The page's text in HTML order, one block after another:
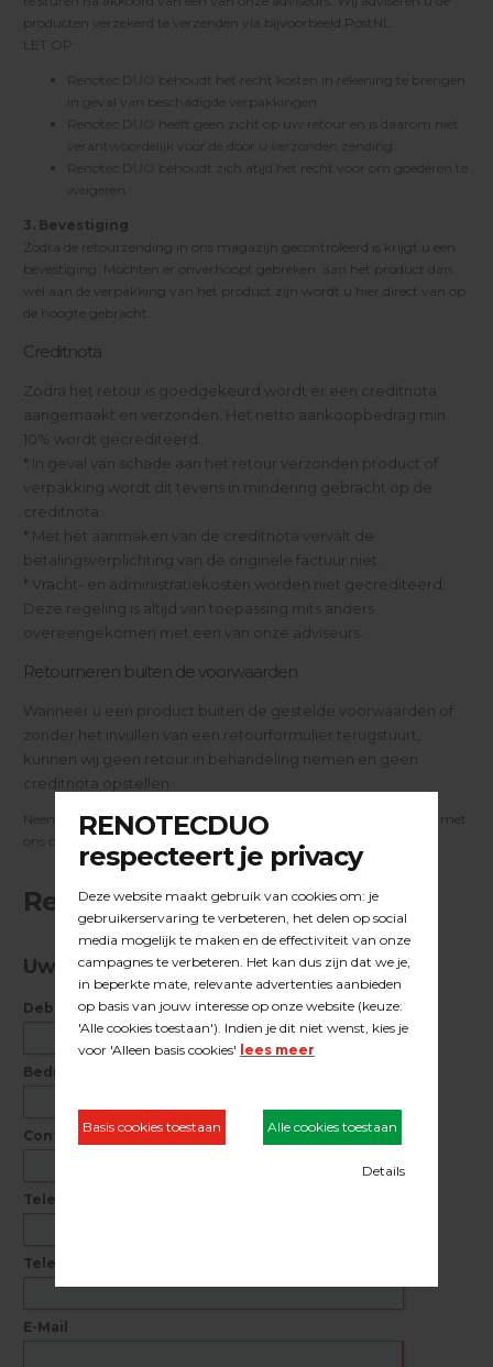
producten verzekerd te verzenden via bijvoorbeeld PostNL.
LET OP:
Renotec DUO behoudt het recht kosten in rekening te brengen
in geval van beschadigde verpakkingen.
Renotec DUO heeft geen zicht op uw retour en is daarom niet
verantwoordelijk voor de door u verzonden zending.
Renotec DUO behoudt zich atijd het recht voor om goederen te
weigeren.
3. Bevestiging
Zodra de retourzending in ons magazijn gecontroleerd is krijgt u een
bevestiging. Mochten er onverhoopt gebreken aan het product dan
wel aan de verpakking van het product zijn wordt u hier direct van op
de hoogte gebracht.
Creditnota
Zodra het retour is goedgekeurd wordt er een creditnota
aangemaakt en verzonden. Het netto aankoopbedrag min
10% wordt gecrediteerd.
* In geval van schade aan het retour verzonden product of
verpakking wordt dit tevens in mindering gebracht op de
creditnota.
* Met het aanmaken van de creditnota vervalt de
betalingsverplichting van de originele factuur niet.
* Vracht- en administratiekosten worden niet gecrediteerd.
Deze regeling is altijd van toepassing mits anders
overeengekomen met een van onze adviseurs.
Retourneren buiten de voorwaarden
Wanneer u een product buiten de gestelde voorwaarden of
zonder het invullen van een retourformulier terugstuurt,
kunnen wij geen retour in behandeling nemen en geen
creditnota opstellen.
Neemt u in geval van onduidelijkheden en of vragen altijd contact met
ons op.
Retourservice
Uw gegevens
Debiteurnummer
Bedrijfsnaam
Contactpersoon
Telefoonnummer
Telefax
E-Mail